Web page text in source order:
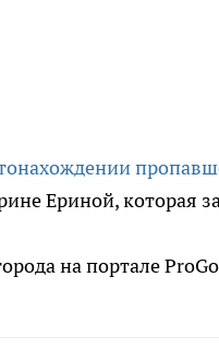
Ериной, которая
на портале